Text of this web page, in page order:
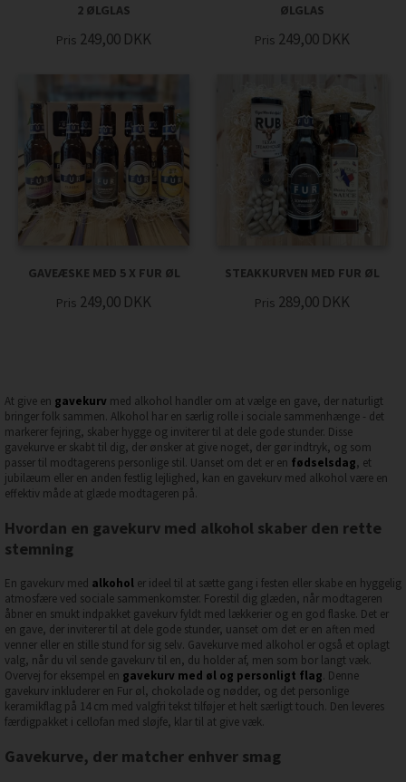
2 ØLGLAS
Pris 249,00 DKK
ØLGLAS
Pris 249,00 DKK
GAVEÆSKE MED 5 X FUR ØL
Pris 249,00 DKK
STEAKKURVEN MED FUR ØL
Pris 289,00 DKK
At give en gavekurv med alkohol handler om at vælge en gave, der naturligt
bringer folk sammen. Alkohol har en særlig rolle i sociale sammenhænge - det
markerer fejring, skaber hygge og inviterer til at dele gode stunder. Disse
gavekurve er skabt til dig, der ønsker at give noget, der gør indtryk, og som
passer til modtagerens personlige stil. Uanset om det er en fødselsdag, et
jubilæum eller en anden festlig lejlighed, kan en gavekurv med alkohol være en
effektiv måde at glæde modtageren på.
Hvordan en gavekurv med alkohol skaber den rette
stemning
En gavekurv med alkohol er ideel til at sætte gang i festen eller skabe en hyggelig
atmosfære ved sociale sammenkomster. Forestil dig glæden, når modtageren
åbner en smukt indpakket gavekurv fyldt med lækkerier og en god flaske. Det er
en gave, der inviterer til at dele gode stunder, uanset om det er en aften med
venner eller en stille stund for sig selv. Gavekurve med alkohol er også et oplagt
valg, når du vil sende gavekurv til en, du holder af, men som bor langt væk.
Overvej for eksempel en gavekurv med øl og personligt flag. Denne
gavekurv inkluderer en Fur øl, chokolade og nødder, og det personlige
keramikflag på 14 cm med valgfri tekst tilføjer et helt særligt touch. Den leveres
færdigpakket i cellofan med sløjfe, klar til at give væk.
Gavekurve, der matcher enhver smag